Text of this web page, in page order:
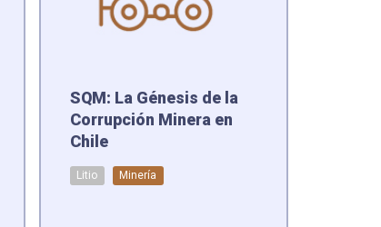
SQM: La Génesis de la
Corrupción Minera en
Chile
Litio Minería